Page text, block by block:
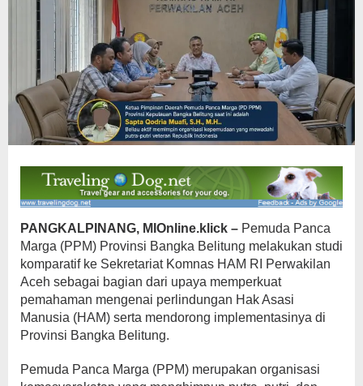
PANGKALPINANG, MIOnline.klick – Pemuda Panca
Marga (PPM) Provinsi Bangka Belitung melakukan studi
komparatif ke Sekretariat Komnas HAM RI Perwakilan
Aceh sebagai bagian dari upaya memperkuat
pemahaman mengenai perlindungan Hak Asasi
Manusia (HAM) serta mendorong implementasinya di
Provinsi Bangka Belitung.
Pemuda Panca Marga (PPM) merupakan organisasi